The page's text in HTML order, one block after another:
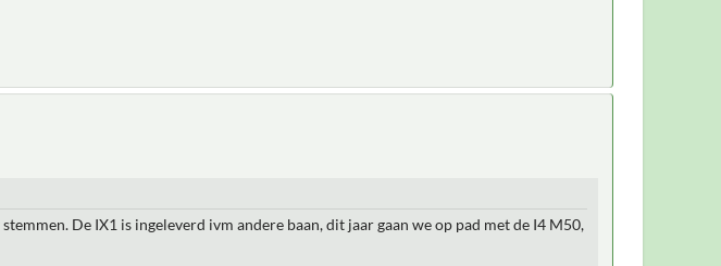
De IX1 is ingeleverd ivm andere baan, dit jaar gaan we op pad met de I4 M50,